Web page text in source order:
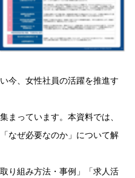
今、女性社員の活躍を推進す
まっています。本資料では、
なぜ必要なのか」について解
り組み方法・事例」「求人活